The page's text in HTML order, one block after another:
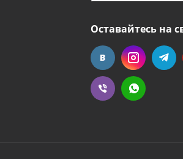
Оставайтесь на